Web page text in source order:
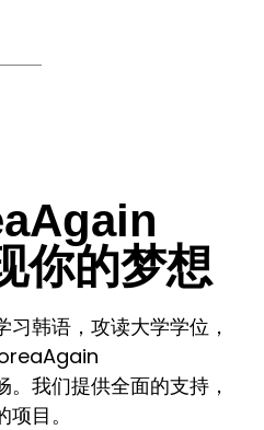
你的梦想
韩语，攻读大学学位，
我们提供全面的支持，
目。